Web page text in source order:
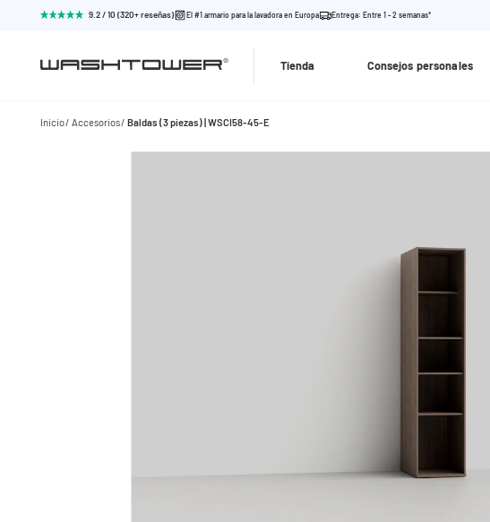
9.2 / 10 (320+ reseñas) El #1 armario para la lavadora en Europa Entrega: Entre 1 - 2 semanas*
Tienda Consejos personales
Inicio Accesorios Baldas (3 piezas) | WSCI58-45-E